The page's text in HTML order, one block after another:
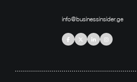
info@businessinsider.ge